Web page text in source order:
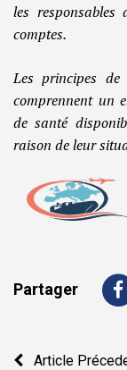
les responsables
comptes.
Les principes
comprennent un
de santé
raison de leur
Partager
Navigation
Article